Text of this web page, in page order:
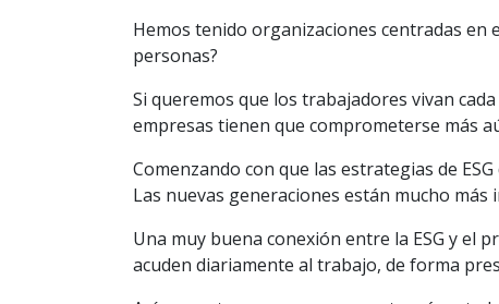
Hemos tenido organizaciones centradas en
personas?
Si queremos que los trabajadores vivan
empresas tienen que comprometerse más
Comenzando con que las estrategias de
Las nuevas generaciones están mucho
Una muy buena conexión entre la ESG y el
acuden diariamente al trabajo, de forma